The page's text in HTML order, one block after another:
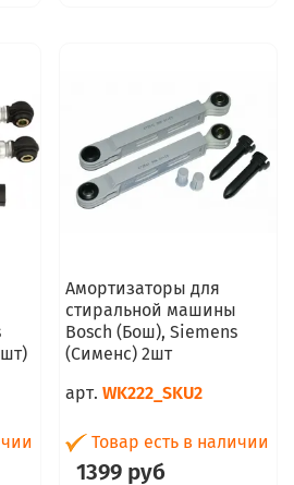
Амортизаторы для
стиральной машины
Bosch (Бош), Siemens
(Сименс) 2шт
арт. WK222_SKU2
Товар есть в наличии
1399 руб